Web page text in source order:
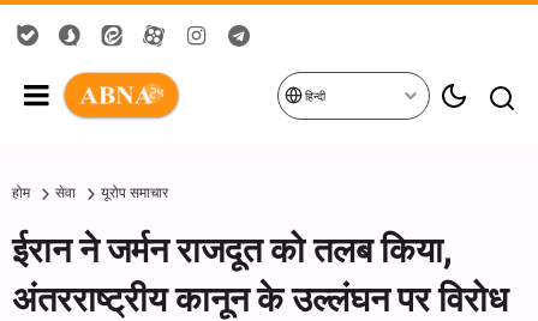
हिन्दी
होम सेवा यूरोप समाचार
ईरान ने जर्मन राजदूत को तलब किया,
अंतरराष्ट्रीय कानून के उल्लंघन पर विरोध